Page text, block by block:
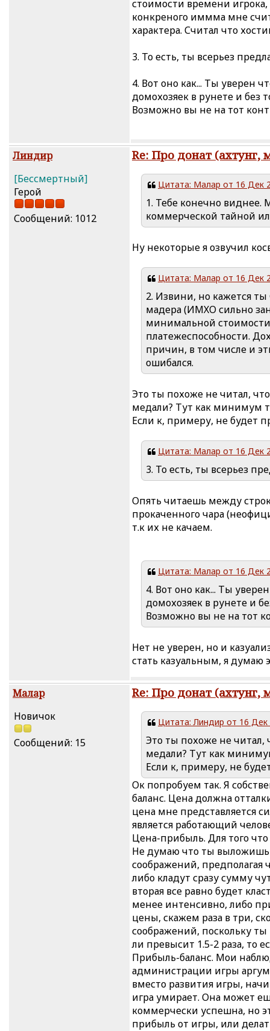
стоимости времени
конкреного иммма мне
характера. Считал что
3. То есть, ты всерьез
4. Вот оно как... Ты уверен
домохозяек в рунете и без
Возможно вы не на тот
Линдир
[Бессмертный]
Герой
Сообщений: 1012
Re: Про донат (ахтунг,
Цитата: Малар от 16 Дек
1. Тебе конечно
коммерческой тайной
Ну некоторые я озвучил
Цитата: Малар от 16 Дек
2. Извини, но кажется
мадера (ИМХО сильно
минимальной
платежеспособности.
причин, в том числе и
ошибался.
Это ты похоже не читал,
медали? Тут как минимум
Если к, примеру, не будет
Цитата: Малар от 16 Дек
3. То есть, ты всерьез
Опять читаешь между
прокаченного чара
т.к их не качаем.
Цитата: Малар от 16 Дек
4. Вот оно как... Ты
домохозяек в рунете и
Возможно вы не на тот
Нет не уверен, но и
стать казуальным, я думаю
Малар
Новичок
Сообщений: 15
Re: Про донат (ахтунг,
Цитата: Линдир от 16 Дек
Это ты похоже не читал,
медали? Тут как
Если к, примеру, не
Ок попробуем так. Я
баланс. Цена должна
цена мне представляется
является работающий
Цена-прибыль. Для того
Не думаю что ты выложишь
соображений,
либо кладут сразу сумму
вторая все равно будет
менее интенсивно, либо
цены, скажем раза в три,
соображений, поскольку
ли превысит 1.5-2 раза, то
Прибыль-баланс. Мои
администрации игры
вместо развития игры,
игра умирает. Она может
коммерчески успешна, но
прибыль от игры, или